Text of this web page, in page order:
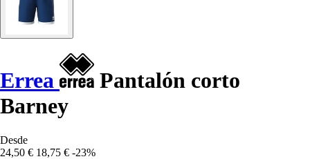
Errea
Pantalón corto
Barney
Desde
24,50 € 18,75 € -23%